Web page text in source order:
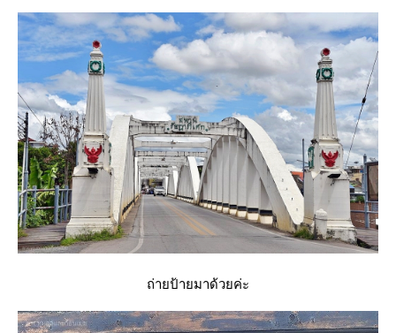
ถ่ายป้ายมาด้วยค่ะ